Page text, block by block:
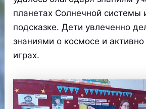
планетах Солнечной системы
подсказке. Дети увлеченно
знаниями о космосе и
играх.